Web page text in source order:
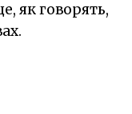
як говорять,